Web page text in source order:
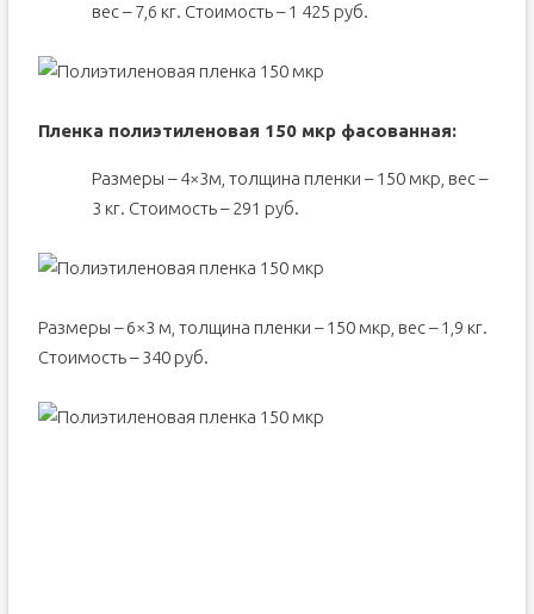
вес – 7,6 кг. Стоимость – 1 425 руб.
Пленка полиэтиленовая 150 мкр фасованная:
Размеры – 4×3м, толщина пленки – 150 мкр, вес –
3 кг. Стоимость – 291 руб.
Размеры – 6×3 м, толщина пленки – 150 мкр, вес – 1,9 кг.
Стоимость – 340 руб.